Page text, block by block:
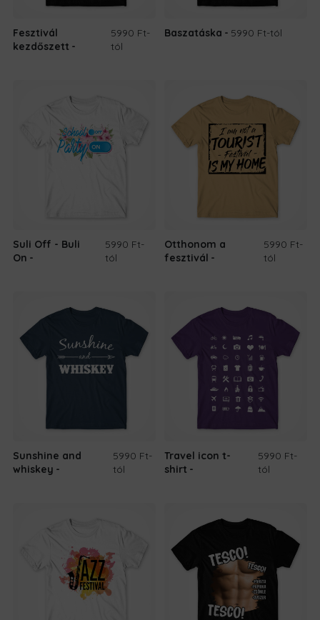
Fesztivál
kezdőszett
5990 Ft-
tól
Baszatáska 5990 Ft-tól
Suli Off - Buli
On
5990 Ft-
tól
Otthonom a
fesztivál
5990 Ft-
tól
Sunshine and
whiskey
5990 Ft-
tól
Travel icon t-
shirt
5990 Ft-
tól